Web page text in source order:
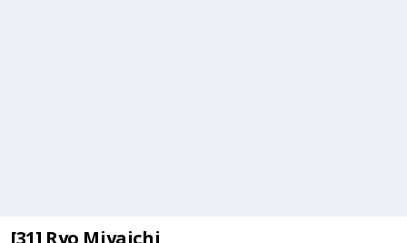
[31] Ryo Miyaichi